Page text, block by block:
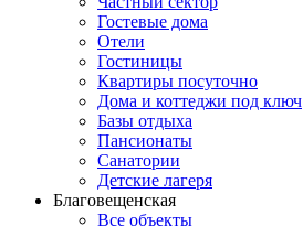
Гостевые дома
Отели
Гостиницы
Квартиры посуточно
Дома и коттеджи под ключ
Базы отдыха
Пансионаты
Санатории
Детские лагеря
Благовещенская
Все объекты